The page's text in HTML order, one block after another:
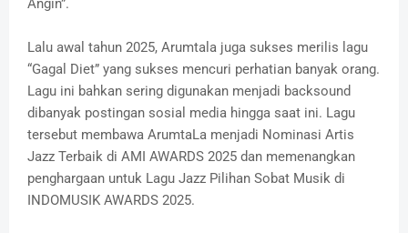
Angin”.
Lalu awal tahun 2025, Arumtala juga sukses merilis lagu
“Gagal Diet” yang sukses mencuri perhatian banyak orang.
Lagu ini bahkan sering digunakan menjadi backsound
dibanyak postingan sosial media hingga saat ini. Lagu
tersebut membawa ArumtaLa menjadi Nominasi Artis
Jazz Terbaik di AMI AWARDS 2025 dan memenangkan
penghargaan untuk Lagu Jazz Pilihan Sobat Musik di
INDOMUSIK AWARDS 2025.